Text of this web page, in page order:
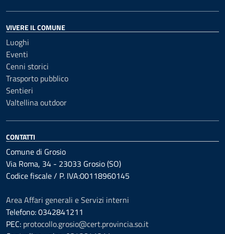
VIVERE IL COMUNE
Luoghi
Eventi
Cenni storici
Trasporto pubblico
Sentieri
Valtellina outdoor
CONTATTI
Comune di Grosio
Via Roma, 34 - 23033 Grosio (SO)
Codice fiscale / P. IVA:00118960145
Area Affari generali e Servizi interni
Telefono: 0342841211
PEC: protocollo.grosio@cert.provincia.so.it